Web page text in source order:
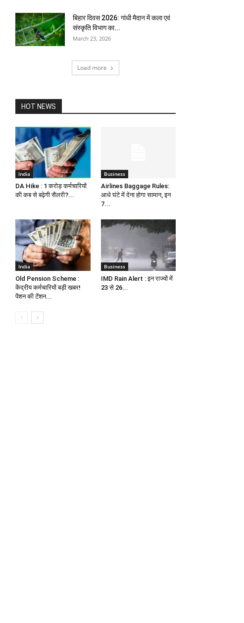
बिहार दिवस 2026: गांधी मैदान में कला एवं
संस्कृति विभाग का...
March 23, 2026
Load more
HOT NEWS
India
DA Hike : 1 करोड़ कर्मचारियों
की कब से बढ़ेगी सैलरी?...
Business
Airlines Baggage Rules:
आधे घंटे में देना होगा सामान, इन
7...
India
Old Pension Scheme :
केंद्रीय कर्मचारियों बड़ी खबर!
पेंशन की टेंशन...
Business
IMD Rain Alert : इन राज्यों में
23 से 26...